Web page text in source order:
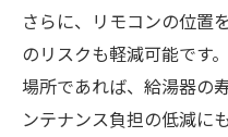
さらに、リモコンの位置
のリスクも軽減可能です
場所であれば、給湯器の
ンテナンス負担の低減に